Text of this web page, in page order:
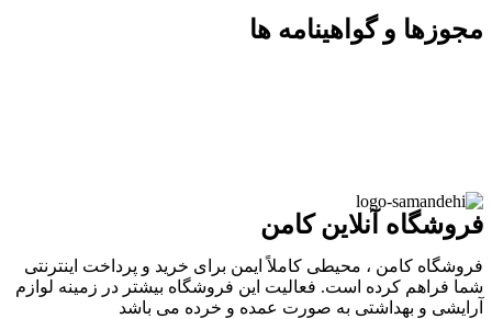
مجوزها و گواهینامه ها
فروشگاه آنلاین کامن
فروشگاه کامن ، محیطی کاملاً ایمن برای خرید و پرداخت اینترنتی
شما فراهم کرده است. فعالیت این فروشگاه بیشتر در زمینه لوازم
آرایشی و بهداشتی به صورت عمده و خرده می باشد